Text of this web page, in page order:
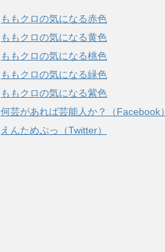
ももクロの気になる赤色
ももクロの気になる黄色
ももクロの気になる桃色
ももクロの気になる緑色
ももクロの気になる紫色
何芸があれば芸能人か？（Facebook）
えんためぷっ（Twitter）